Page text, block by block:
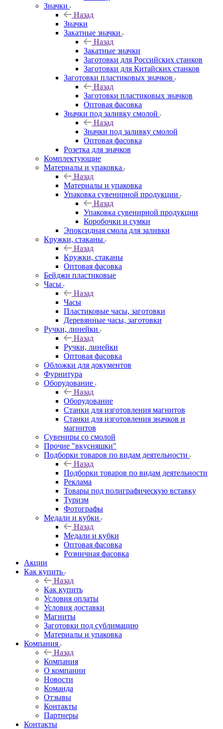
Значки
Назад
Значки
Закатные значки
Назад
Закатные значки
Заготовки для Российских станков
Заготовки для Китайских станков
Заготовки пластиковых значков
Назад
Заготовки пластиковых значков
Оптовая фасовка
Значки под заливку смолой
Назад
Значки под заливку смолой
Оптовая фасовка
Розетка для значков
Комплектующие
Материалы и упаковка
Назад
Материалы и упаковка
Упаковка сувенирной продукции
Назад
Упаковка сувенирной продукции
Коробочки и сумки
Эпоксидная смола для заливки
Кружки, стаканы
Назад
Кружки, стаканы
Оптовая фасовка
Бейджи пластиковые
Часы
Назад
Часы
Пластиковые часы, заготовки
Деревянные часы, заготовки
Ручки, линейки
Назад
Ручки, линейки
Оптовая фасовка
Обложки для документов
Фурнитура
Оборудование
Назад
Оборудование
Станки для изготовления магнитов
Станки для изготовления значков и
магнитов
Сувениры со смолой
Прочие "вкусняшки"
Подборки товаров по видам деятельности
Назад
Подборки товаров по видам деятельности
Реклама
Товары под полиграфическую вставку
Туризм
Фотографы
Медали и кубки
Назад
Медали и кубки
Оптовая фасовка
Розничная фасовка
Акции
Как купить
Назад
Как купить
Условия оплаты
Условия доставки
Магниты
Заготовки под сублимацию
Материалы и упаковка
Компания
Назад
Компания
О компании
Новости
Команда
Отзывы
Контакты
Партнеры
Контакты